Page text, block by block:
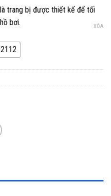
là trang bị được thiết kế để tối
bơi.
XÓA